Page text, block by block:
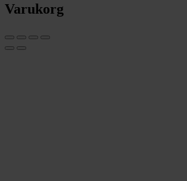
Varukorg